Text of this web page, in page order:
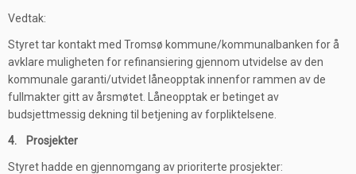
Vedtak:
Styret tar kontakt med Tromsø kommune/kommunalbanken for å
avklare muligheten for refinansiering gjennom utvidelse av den
kommunale garanti/utvidet låneopptak innenfor rammen av de
fullmakter gitt av årsmøtet. Låneopptak er betinget av
budsjettmessig dekning til betjening av forpliktelsene.
4. Prosjekter
Styret hadde en gjennomgang av prioriterte prosjekter: